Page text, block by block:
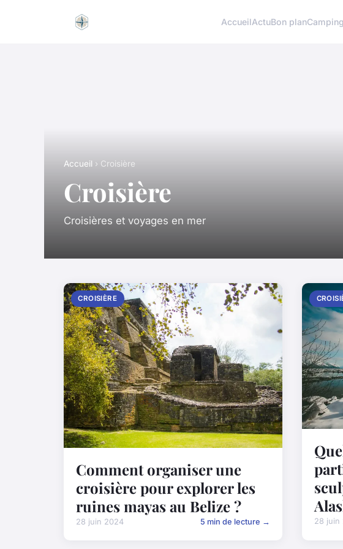
AccueilActuBon plan
Accueil › Croisière
Croisière
Croisières et voyages en mer
CROISIÈRE
Comment organiser une
croisière pour explorer les
ruines mayas au Belize ?
28 juin 2024 5 min de lecture → 28 juin